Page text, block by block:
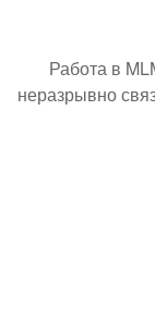
Работа в
неразрывно